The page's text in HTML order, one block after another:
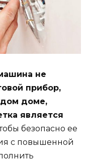
не
прибор,
доме,
является
безопасно ее
с повышенной